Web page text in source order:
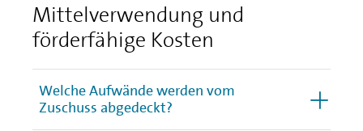
Mittelverwendung und
förderfähige Kosten
Welche Aufwände werden vom
Zuschuss abgedeckt?